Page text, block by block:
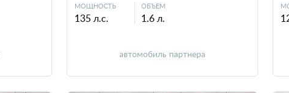
МОЩНОСТЬ
135 л.с.
ОБЪЕМ
1.6 л.
автомобиль партнера